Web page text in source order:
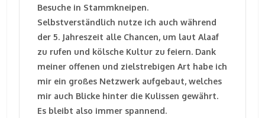
Besuche in Stammkneipen.
Selbstverständlich nutze ich auch während
der 5. Jahreszeit alle Chancen, um laut Alaaf
zu rufen und kölsche Kultur zu feiern. Dank
meiner offenen und zielstrebigen Art habe ich
mir ein großes Netzwerk aufgebaut, welches
mir auch Blicke hinter die Kulissen gewährt.
Es bleibt also immer spannend.